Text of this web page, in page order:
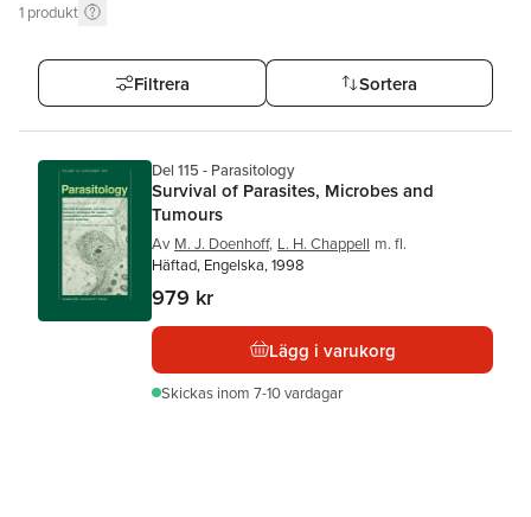
1 produkt
Filtrera Sortera
Del 115 - Parasitology
Survival of Parasites, Microbes and
Tumours
Av M. J. Doenhoff, L. H. Chappell m. fl.
Häftad, Engelska, 1998
979 kr
Lägg i varukorg
Skickas inom 7-10 vardagar